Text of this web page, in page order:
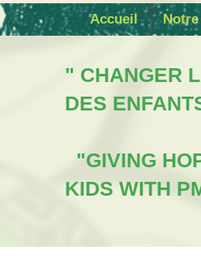
Accueil
" CHANGER
DES
"GIVING
KIDS WITH